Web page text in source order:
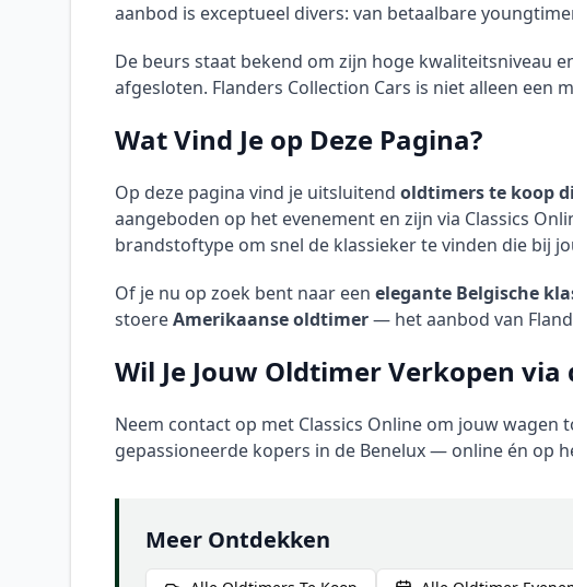
aanbod is exceptueel divers: van betaalbare
De beurs staat bekend om zijn hoge kwaliteitsniveau
afgesloten. Flanders Collection Cars is niet alleen
Wat Vind Je op Deze Pagina?
Op deze pagina vind je uitsluitend oldtimers te koop
aangeboden op het evenement en zijn via Classics
brandstoftype om snel de klassieker te vinden die bij
Of je nu op zoek bent naar een elegante Belgische
stoereAmerikaanse oldtimer— het aanbod van
Wil Je Jouw Oldtimer Verkopen via
Neem contact op met Classics Online om jouw wagen
gepassioneerde kopers in de Benelux — online én op
Meer Ontdekken